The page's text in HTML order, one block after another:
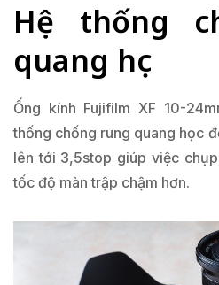
Hệ thống
quang học
Ống kính Fujifilm XF 10-
thống chống rung quang học
lên tới 3,5stop giúp việc
tốc độ màn trập chậm hơn.